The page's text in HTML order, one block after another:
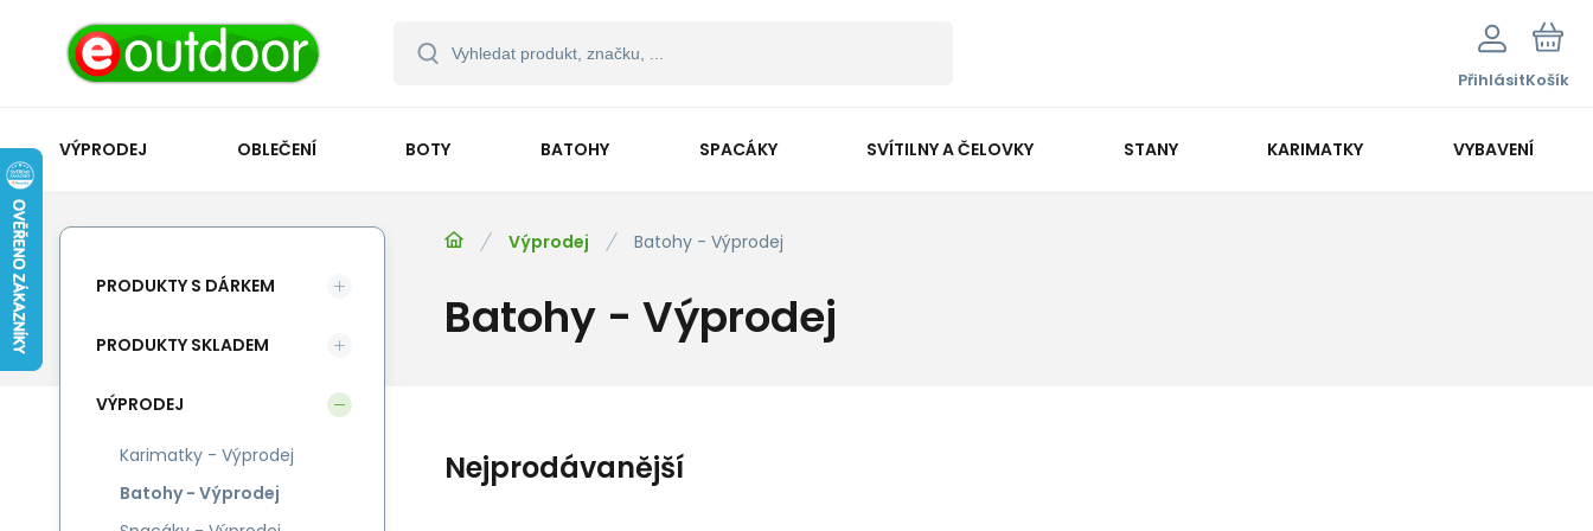
PřihlásitKošík
VÝPRODEJ OBLEČENÍ BOTY BATOHY SPACÁKY SVÍTILNY A ČELOVKY STANY KARIMATKY VYBAVENÍ
Výprodej Batohy - Výprodej
Batohy - Výprodej
Nejprodávanější
PRODUKTY S DÁRKEM
PRODUKTY SKLADEM
VÝPRODEJ
Karimatky - Výprodej
Batohy - Výprodej